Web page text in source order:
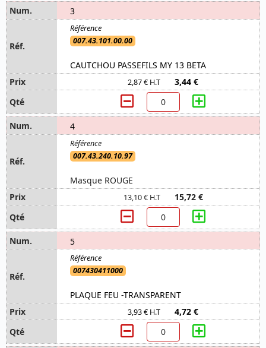
3
007.43.101.00.00
CAUTCHOU PASSEFILS MY 13 BETA
2,87 € H.T 3,44 €
4
007.43.240.10.97
Masque ROUGE
13,10 € H.T 15,72 €
5
007430411000
PLAQUE FEU -TRANSPARENT
3,93 € H.T 4,72 €